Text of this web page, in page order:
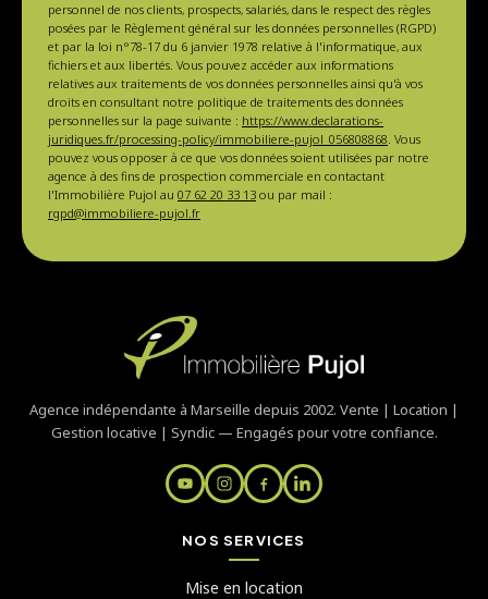
personnel de nos clients, prospects, salariés, dans le respect des règles
posées par le Règlement général sur les données personnelles (RGPD)
et par la loi n°78-17 du 6 janvier 1978 relative à l'informatique, aux
fichiers et aux libertés. Vous pouvez accéder aux informations
relatives aux traitements de vos données personnelles ainsi qu'à vos
droits en consultant notre politique de traitements des données
personnelles sur la page suivante : https://www.declarations-
juridiques.fr/processing-policy/immobiliere-pujol_056808868. Vous
pouvez vous opposer à ce que vos données soient utilisées par notre
agence à des fins de prospection commerciale en contactant
l'Immobilière Pujol au 07 62 20 33 13 ou par mail :
rgpd@immobiliere-pujol.fr
Agence indépendante à Marseille depuis 2002. Vente | Location |
Gestion locative | Syndic — Engagés pour votre confiance.
NOS SERVICES
Mise en location